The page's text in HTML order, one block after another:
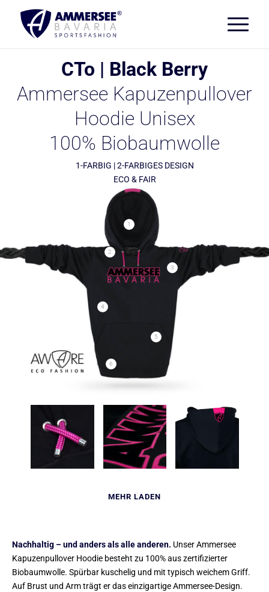
CTo | Black Berry
Ammersee Kapuzenpullover
Hoodie Unisex
100% Biobaumwolle
1-FARBIG | 2-FARBIGES DESIGN
ECO & FAIR
1
2
3
4
5
6
MEHR LADEN
Nachhaltig – und anders als alle anderen. Unser Ammersee
Kapuzenpullover Hoodie besteht zu 100% aus zertifizierter
Biobaumwolle. Spürbar kuschelig und mit typisch weichem Griff.
Auf Brust und Arm trägt er das einzigartige Ammersee-Design.